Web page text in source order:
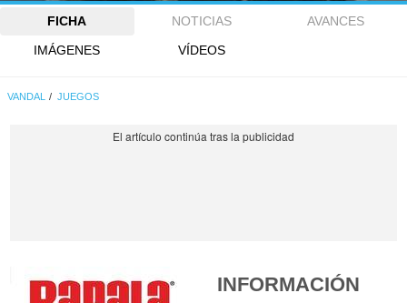
FICHA NOTICIAS
AVANCES
IMÁGENES
VÍDEOS
VANDAL JUEGOS
INFORMACIÓN